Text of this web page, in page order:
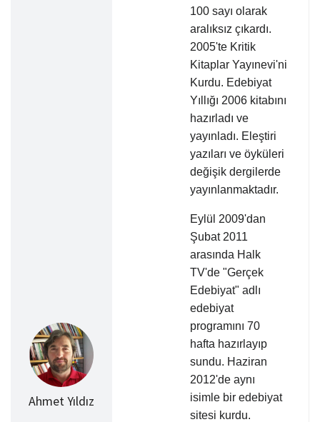
Ahmet Yıldız
100 sayı olarak
aralıksız çıkardı.
2005'te Kritik
Kitaplar Yayınevi'ni
Kurdu. Edebiyat
Yıllığı 2006 kitabını
hazırladı ve
yayınladı. Eleştiri
yazıları ve öyküleri
değişik dergilerde
yayınlanmaktadır.
Eylül 2009'dan
Şubat 2011
arasında Halk
TV'de "Gerçek
Edebiyat" adlı
edebiyat
programını 70
hafta hazırlayıp
sundu. Haziran
2012'de aynı
isimle bir edebiyat
sitesi kurdu.